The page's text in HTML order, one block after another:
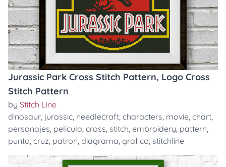
Jurassic Park Cross Stitch Pattern, Logo Cross
Stitch Pattern
by Stitch Line
dinosaur, jurassic, needlecraft, characters, movie, chart,
personajes, pelicula, cross, stitch, embroidery, pattern,
punto, cruz, patron, diagrama, grafico, stitchline